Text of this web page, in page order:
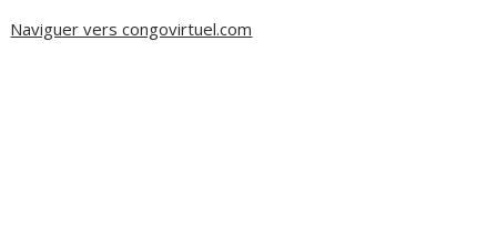
Naviguer vers congovirtuel.com